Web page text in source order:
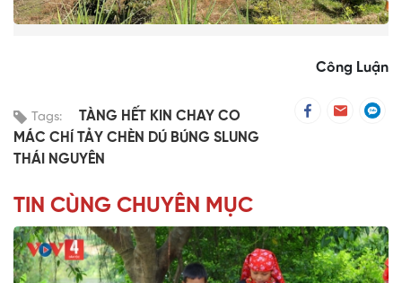
Công Luận
Tags:
TÀNG HẾT KIN CHAY CO
MÁC CHÍ TẢY CHÈN DÚ BÚNG SLUNG
THÁI NGUYÊN
TIN CÙNG CHUYÊN MỤC